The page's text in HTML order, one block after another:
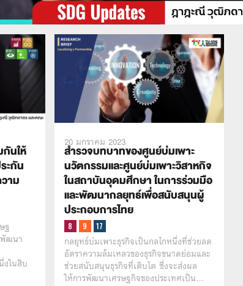
นให้
ะกัน
าม
ฐ
ฒนา
งในสิบ
20 มกราคม 2023
สำรวจบทบาทของศูนย์บ่มเพาะ
นวัตกรรมและศูนย์บ่มเพาะวิสาหกิจ
ในสถาบันอุดมศึกษา ในการร่วมมือ
และพัฒนากลยุทธ์เพื่อสนับสนุนผู้
ประกอบการไทย
กลยุทธ์บ่มเพาะธุรกิจเป็นกลไกหนึ่งที่ช่วยลด
อัตราความล้มเหลวของธุรกิจขนาดย่อมและ
ช่วยสนับสนุนธุรกิจที่เติบโต ซึ่งจะส่งผล
ให้การพัฒนาเศรษฐกิจของประเทศเป็น…